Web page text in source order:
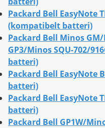
Packard Bell EasyNote
(kompatibelt batteri)
Packard Bell Minos
GP3/Minos SQU-702/
batteri)
Packard Bell EasyNote
batteri)
Packard Bell EasyNote
batteri)
Packard Bell GP1W/